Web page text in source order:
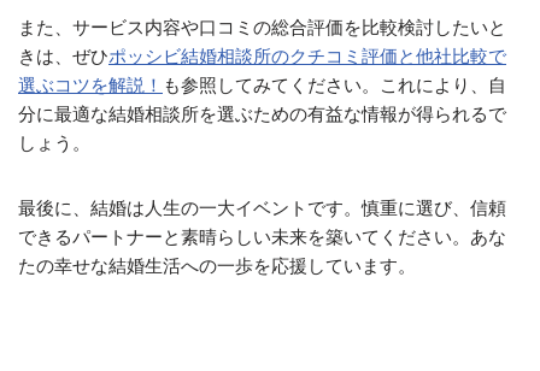
また、サービス内容や口コミの総合評価を比較検討したいと
きは、ぜひポッシビ結婚相談所のクチコミ評価と他社比較で
選ぶコツを解説！ も参照してみてください。これにより、自
分に最適な結婚相談所を選ぶための有益な情報が得られるで
しょう。
最後に、結婚は人生の一大イベントです。慎重に選び、信頼
できるパートナーと素晴らしい未来を築いてください。あな
たの幸せな結婚生活への一歩を応援しています。